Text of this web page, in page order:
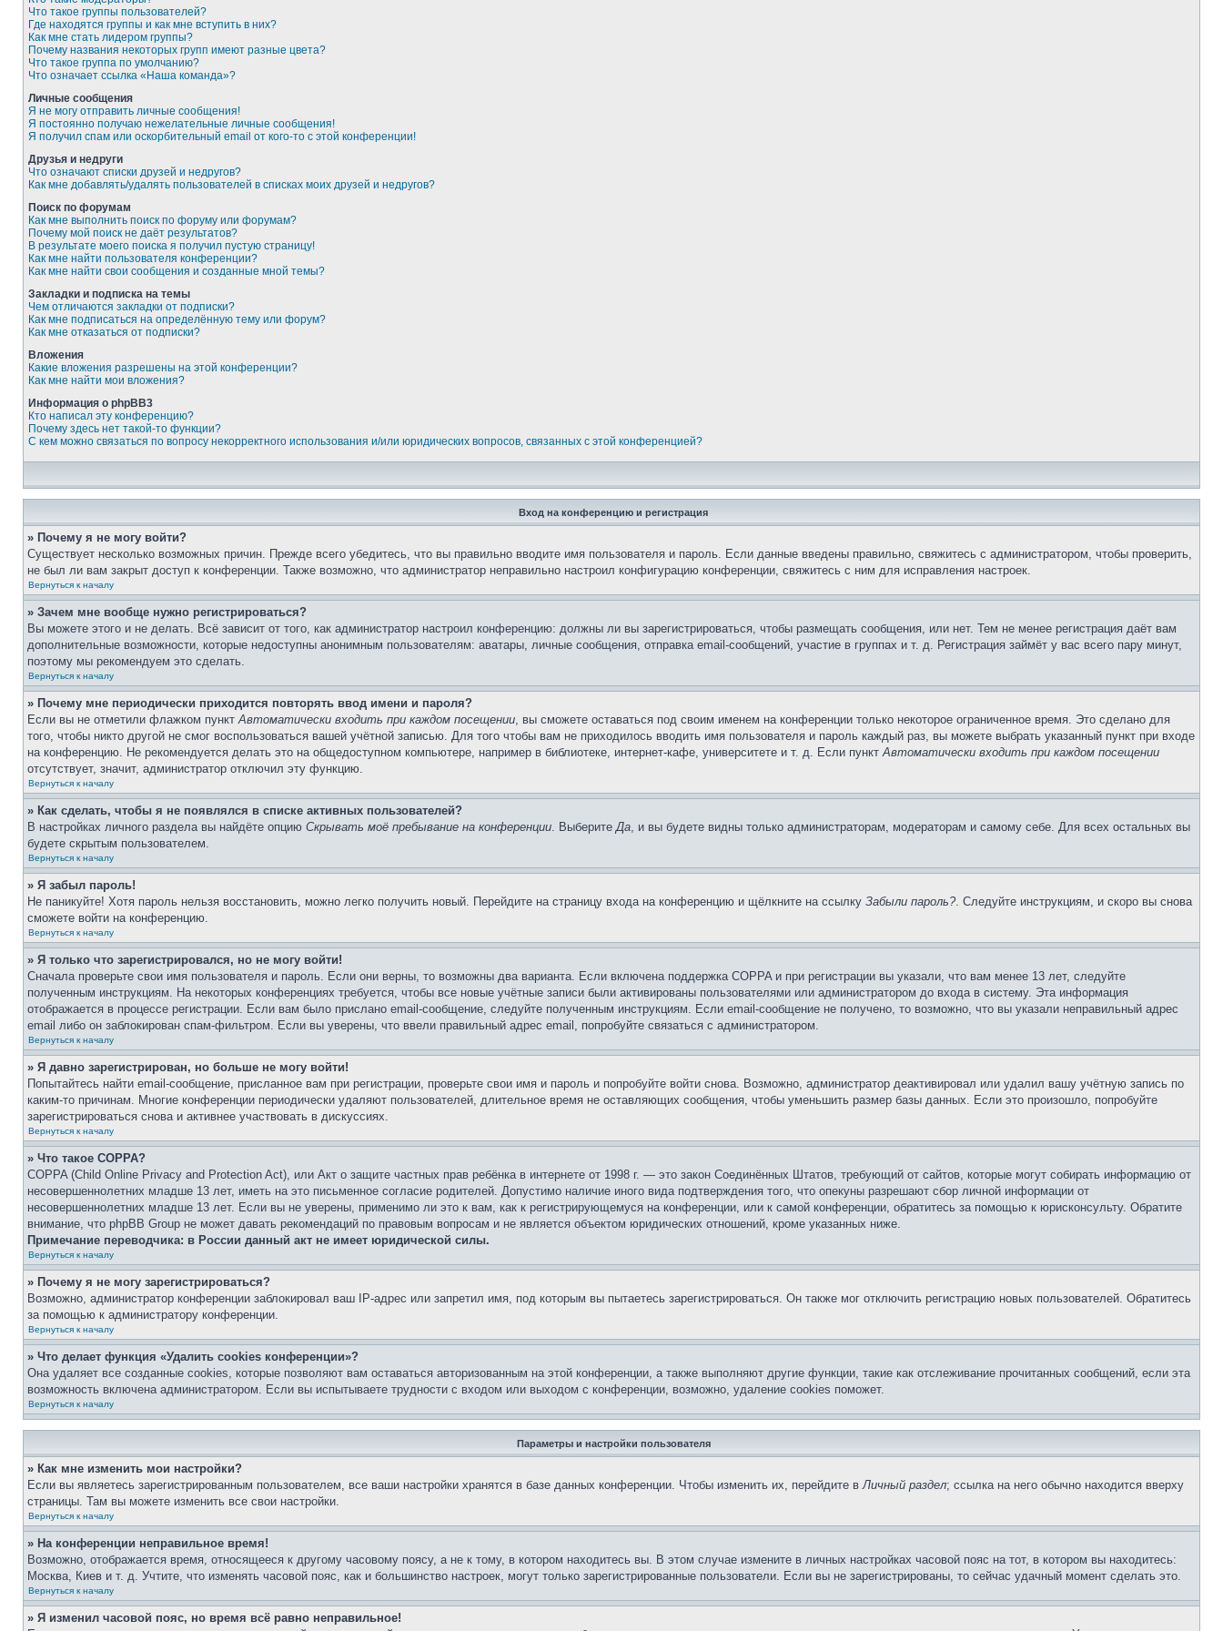
Что такое группы пользователей?
Где находятся группы и как мне вступить в них?
Как мне стать лидером группы?
Почему названия некоторых групп имеют разные цвета?
Что такое группа по умолчанию?
Что означает ссылка «Наша команда»?
Личные сообщения
Я не могу отправить личные сообщения!
Я постоянно получаю нежелательные личные сообщения!
Я получил спам или оскорбительный email от кого-то с этой конференции!
Друзья и недруги
Что означают списки друзей и недругов?
Как мне добавлять/удалять пользователей в списках моих друзей и недругов?
Поиск по форумам
Как мне выполнить поиск по форуму или форумам?
Почему мой поиск не даёт результатов?
В результате моего поиска я получил пустую страницу!
Как мне найти пользователя конференции?
Как мне найти свои сообщения и созданные мной темы?
Закладки и подписка на темы
Чем отличаются закладки от подписки?
Как мне подписаться на определённую тему или форум?
Как мне отказаться от подписки?
Вложения
Какие вложения разрешены на этой конференции?
Как мне найти мои вложения?
Информация о phpBB3
Кто написал эту конференцию?
Почему здесь нет такой-то функции?
С кем можно связаться по вопросу некорректного использования и/или юридических вопросов, связанных с этой конференцией?
Вход на конференцию и регистрация
» Почему я не могу войти?
Существует несколько возможных причин. Прежде всего убедитесь, что вы правильно вводите имя пользователя и пароль. Если данные введены правильно, свяжитесь с администратором, чтобы проверить,
не был ли вам закрыт доступ к конференции. Также возможно, что администратор неправильно настроил конфигурацию конференции, свяжитесь с ним для исправления настроек.
Вернуться к началу
» Зачем мне вообще нужно регистрироваться?
Вы можете этого и не делать. Всё зависит от того, как администратор настроил конференцию: должны ли вы зарегистрироваться, чтобы размещать сообщения, или нет. Тем не менее регистрация даёт вам
дополнительные возможности, которые недоступны анонимным пользователям: аватары, личные сообщения, отправка email-сообщений, участие в группах и т. д. Регистрация займёт у вас всего пару минут,
поэтому мы рекомендуем это сделать.
Вернуться к началу
» Почему мне периодически приходится повторять ввод имени и пароля?
Если вы не отметили флажком пунктАвтоматически входить при каждом посещении, вы сможете оставаться под своим именем на конференции только некоторое ограниченное время. Это сделано для
того, чтобы никто другой не смог воспользоваться вашей учётной записью. Для того чтобы вам не приходилось вводить имя пользователя и пароль каждый раз, вы можете выбрать указанный пункт при входе
на конференцию. Не рекомендуется делать это на общедоступном компьютере, например в библиотеке, интернет-кафе, университете и т. д. Если пунктАвтоматически входить при каждом посещении
отсутствует, значит, администратор отключил эту функцию.
Вернуться к началу
» Как сделать, чтобы я не появлялся в списке активных пользователей?
В настройках личного раздела вы найдёте опцию Скрывать моё пребывание на конференции. ВыберитеДа, и вы будете видны только администраторам, модераторам и самому себе. Для всех остальных вы
будете скрытым пользователем.
Вернуться к началу
» Я забыл пароль!
Не паникуйте! Хотя пароль нельзя восстановить, можно легко получить новый. Перейдите на страницу входа на конференцию и щёлкните на ссылку Забыли пароль?. Следуйте инструкциям, и скоро вы снова
сможете войти на конференцию.
Вернуться к началу
» Я только что зарегистрировался, но не могу войти!
Сначала проверьте свои имя пользователя и пароль. Если они верны, то возможны два варианта. Если включена поддержка COPPA и при регистрации вы указали, что вам менее 13 лет, следуйте
полученным инструкциям. На некоторых конференциях требуется, чтобы все новые учётные записи были активированы пользователями или администратором до входа в систему. Эта информация
отображается в процессе регистрации. Если вам было прислано email-сообщение, следуйте полученным инструкциям. Если email-сообщение не получено, то возможно, что вы указали неправильный адрес
email либо он заблокирован спам-фильтром. Если вы уверены, что ввели правильный адрес email, попробуйте связаться с администратором.
Вернуться к началу
» Я давно зарегистрирован, но больше не могу войти!
Попытайтесь найти email-сообщение, присланное вам при регистрации, проверьте свои имя и пароль и попробуйте войти снова. Возможно, администратор деактивировал или удалил вашу учётную запись по
каким-то причинам. Многие конференции периодически удаляют пользователей, длительное время не оставляющих сообщения, чтобы уменьшить размер базы данных. Если это произошло, попробуйте
зарегистрироваться снова и активнее участвовать в дискуссиях.
Вернуться к началу
» Что такое COPPA?
COPPA (Child Online Privacy and Protection Act), или Акт о защите частных прав ребёнка в интернете от 1998 г. — это закон Соединённых Штатов, требующий от сайтов, которые могут собирать информацию от
несовершеннолетних младше 13 лет, иметь на это письменное согласие родителей. Допустимо наличие иного вида подтверждения того, что опекуны разрешают сбор личной информации от
несовершеннолетних младше 13 лет. Если вы не уверены, применимо ли это к вам, как к регистрирующемуся на конференции, или к самой конференции, обратитесь за помощью к юрисконсульту. Обратите
внимание, что phpBB Group не может давать рекомендаций по правовым вопросам и не является объектом юридических отношений, кроме указанных ниже.
Примечание переводчика: в России данный акт не имеет юридической силы.
Вернуться к началу
» Почему я не могу зарегистрироваться?
Возможно, администратор конференции заблокировал ваш IP-адрес или запретил имя, под которым вы пытаетесь зарегистрироваться. Он также мог отключить регистрацию новых пользователей. Обратитесь
за помощью к администратору конференции.
Вернуться к началу
» Что делает функция «Удалить cookies конференции»?
Она удаляет все созданные cookies, которые позволяют вам оставаться авторизованным на этой конференции, а также выполняют другие функции, такие как отслеживание прочитанных сообщений, если эта
возможность включена администратором. Если вы испытываете трудности с входом или выходом с конференции, возможно, удаление cookies поможет.
Вернуться к началу
Параметры и настройки пользователя
» Как мне изменить мои настройки?
Если вы являетесь зарегистрированным пользователем, все ваши настройки хранятся в базе данных конференции. Чтобы изменить их, перейдите вЛичный раздел; ссылка на него обычно находится вверху
страницы. Там вы можете изменить все свои настройки.
Вернуться к началу
» На конференции неправильное время!
Возможно, отображается время, относящееся к другому часовому поясу, а не к тому, в котором находитесь вы. В этом случае измените в личных настройках часовой пояс на тот, в котором вы находитесь:
Москва, Киев и т. д. Учтите, что изменять часовой пояс, как и большинство настроек, могут только зарегистрированные пользователи. Если вы не зарегистрированы, то сейчас удачный момент сделать это.
Вернуться к началу
» Я изменил часовой пояс, но время всё равно неправильное!